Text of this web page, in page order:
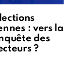
: vers la
des
?